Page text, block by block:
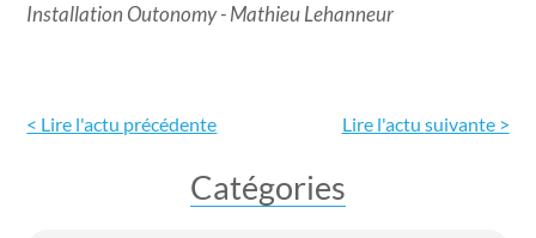
Installation Outonomy - Mathieu Lehanneur
< Lire l'actu précédente Lire l'actu suivante >
Catégories